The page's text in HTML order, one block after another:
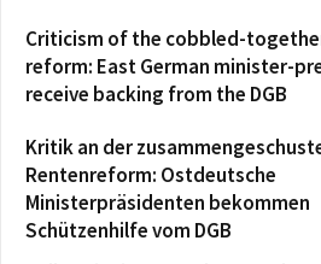
Criticism of the cobbled-
reform: East German minister-
receive backing from the DGB
Kritik an der
Rentenreform: Ostdeutsche
Ministerpräsidenten bekommen
Schützenhilfe vom DGB